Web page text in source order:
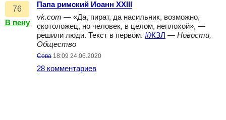
76
В пену
Папа римский Иоанн XXIII
vk.com — «Да, пират, да насильник, возможно,
скотоложец, но человек, в целом, неплохой», —
решили люди. Текст в первом. #ЖЗЛ — Новости,
Общество
Сова 18:09 24.06.2020
28 комментариев